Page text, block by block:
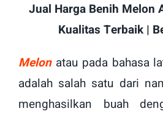
Jual Harga Benih Melon
Kualitas Terbaik |
Melonatau pada bahasa
adalah salah satu dari
menghasilkan buah